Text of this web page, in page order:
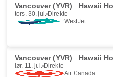
Vancouver (YVR) Hawaii
tors. 30. jul. Direkte
WestJet
Vancouver (YVR) Hawaii
lør. 11. jul. Direkte
Air Canada